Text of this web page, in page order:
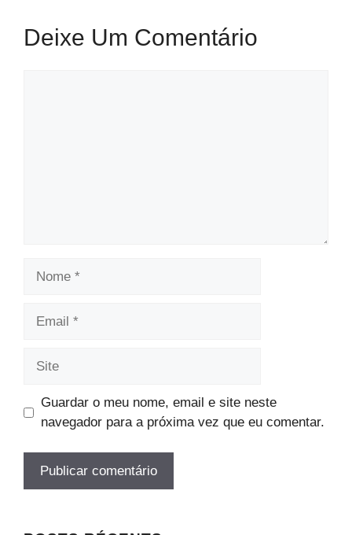
Deixe Um Comentário
Guardar o meu nome, email e site neste
navegador para a próxima vez que eu comentar.